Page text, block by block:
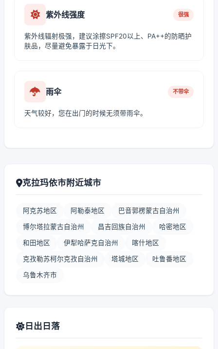
紫外线强度 很强
紫外线辐射极强，建议涂擦SPF20以上、PA++的防晒护
肤品，尽量避免暴露于日光下。
雨伞 不带伞
天气较好，您在出门的时候无须带雨伞。
克拉玛依市附近城市
阿克苏地区 阿勒泰地区 巴音郭楞蒙古自治州
博尔塔拉蒙古自治州 昌吉回族自治州 哈密地区
和田地区 伊犁哈萨克自治州 喀什地区
克孜勒苏柯尔克孜自治州 塔城地区 吐鲁番地区
乌鲁木齐市
日出日落